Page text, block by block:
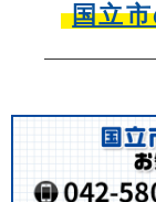
国立